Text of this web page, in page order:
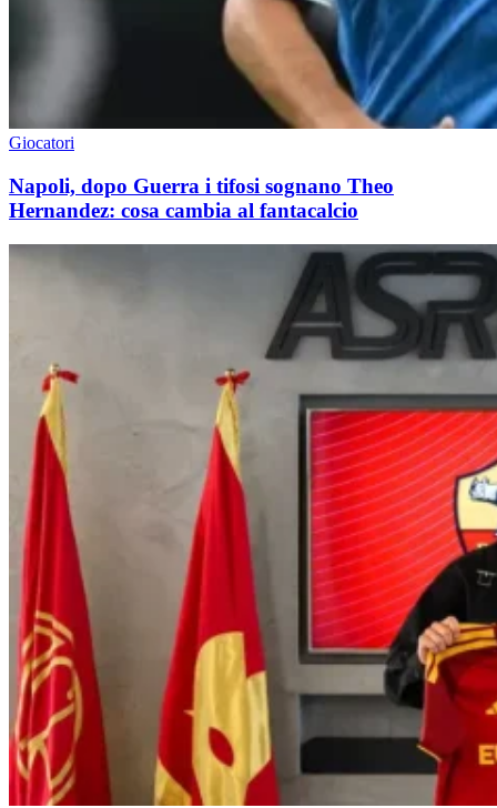
Giocatori
Napoli, dopo Guerra i tifosi sognano Theo
Hernandez: cosa cambia al fantacalcio